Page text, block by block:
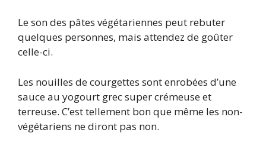
Le son des pâtes végétariennes peut rebuter
quelques personnes, mais attendez de goûter
celle-ci.
Les nouilles de courgettes sont enrobées d’une
sauce au yogourt grec super crémeuse et
terreuse. C’est tellement bon que même les non-
végétariens ne diront pas non.